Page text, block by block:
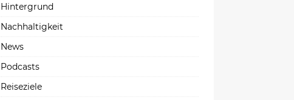
Hintergrund
Nachhaltigkeit
News
Podcasts
Reiseziele